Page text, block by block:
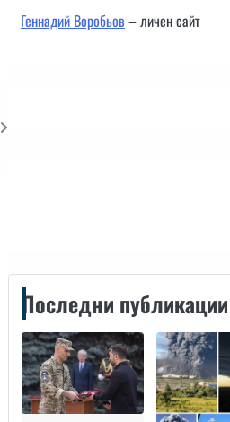
Геннадий Воробьов– личен сайт
Последни публикации